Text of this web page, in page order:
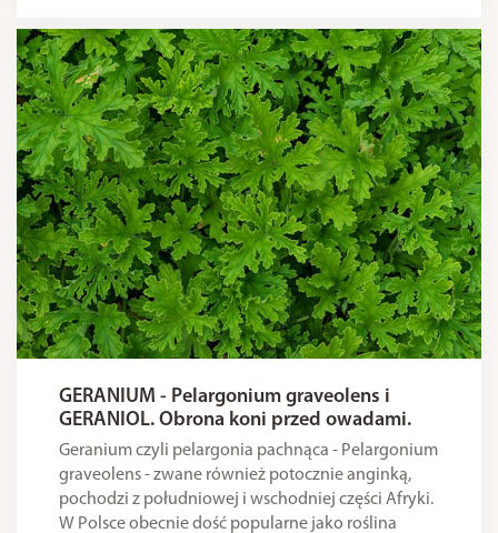
GERANIUM - Pelargonium graveolens i
GERANIOL. Obrona koni przed owadami.
Geranium czyli pelargonia pachnąca - Pelargonium
graveolens - zwane również potocznie anginką,
pochodzi z południowej i wschodniej części Afryki.
W Polsce obecnie dość popularne jako roślina